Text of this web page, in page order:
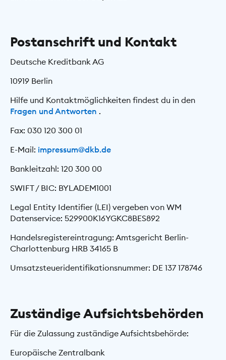
Postanschrift und Kontakt
Deutsche Kreditbank AG
10919 Berlin
Hilfe und Kontaktmöglichkeiten findest du in den
Fragen und Antworten .
Fax: 030 120 300 01
E-Mail: impressum@dkb.de
Bankleitzahl: 120 300 00
SWIFT / BIC: BYLADEM1001
Legal Entity Identifier (LEI) vergeben von WM
Datenservice: 529900K16YGKC8BES892
Handelsregistereintragung: Amtsgericht Berlin-
Charlottenburg HRB 34165 B
Umsatzsteueridentifikationsnummer: DE 137 178746
Zuständige Aufsichtsbehörden
Für die Zulassung zuständige Aufsichtsbehörde:
Europäische Zentralbank